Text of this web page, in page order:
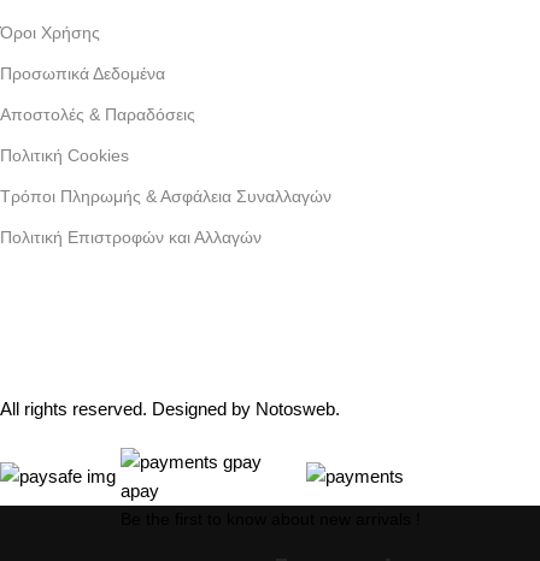
Όροι Xρήσης
Προσωπικά Δεδομένα
Αποστολές & Παραδόσεις
Πολιτική Cookies
Τρόποι Πληρωμής & Ασφάλεια Συναλλαγών
Πολιτική Επιστροφών και Αλλαγών
All rights reserved. Designed by Notosweb.